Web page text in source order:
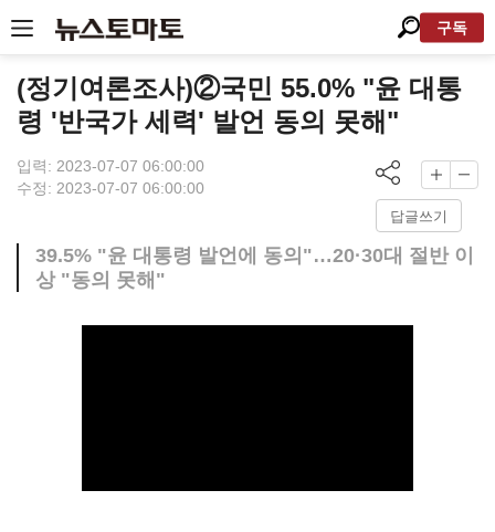
구독
(정기여론조사)②국민 55.0% "윤 대통
령 '반국가 세력' 발언 동의 못해"
입력: 2023-07-07 06:00:00
수정: 2023-07-07 06:00:00
답글쓰기
39.5% "윤 대통령 발언에 동의"…20·30대 절반 이
상 "동의 못해"